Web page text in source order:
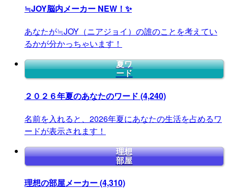
≒JOY脳内メーカー NEW！✨
あなたが≒JOY（ニアジョイ）の誰のことを考えてい
るかが分かっちゃいます！
夏ワ
ード
２０２６年夏のあなたのワード (4,240)
名前を入れると、2026年夏にあなたの生活を占めるワ
ードが表示されます！
理想
部屋
理想の部屋メーカー(4,310)